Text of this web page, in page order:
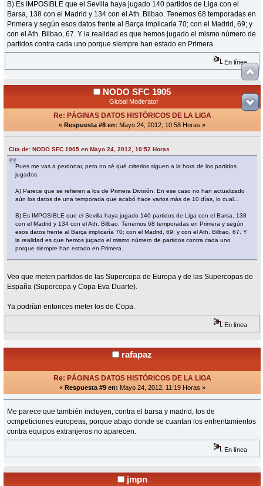
B) Es IMPOSIBLE que el Sevilla haya jugado 140 partidos de Liga con el
Barsa, 138 con el Madrid y 134 con el Ath. Bilbao. Tenemos 68 temporadas en
Primera y según esos datos frente al Barça implicaría 70; con el Madrid, 69; y
con el Ath. Bilbao, 67. Y la realidad es que hemos jugado el mismo número de
partidos contra cada uno porque siempre han estado en Primera.
En línea
NODO SFC 1905
Global Moderator
Re: PÁGINAS DATOS HISTÓRICOS DE LA LIGA
« Respuesta #8 en: Mayo 24, 2012, 10:58 Horas »
Cita de: NODO SFC 1905 en Mayo 24, 2012, 10:52 Horas
Pues me vas a perdonar, pero no sé qué criterios siguen a la hora de los partidos
jugados.
A) Parece que se refieren a los de Primera División. En ese caso no han actualizado
aún los datos de una temporada que acabó hace varios más de 10 días, lo cual...
B) Es IMPOSIBLE que el Sevilla haya jugado 140 partidos de Liga con el Barsa, 138
con el Madrid y 134 con el Ath. Bilbao. Tenemos 68 temporadas en Primera y según
esos datos frente al Barça implicaría 70; con el Madrid, 69; y con el Ath. Bilbao, 67. Y
la realidad es que hemos jugado el mismo número de partidos contra cada uno
porque siempre han estado en Primera.
Veo que meten partidos de las Supercopa de Europa y de las Supercopas de
España (Supercopa y Copa Eva Duarte).
Ya podrían entonces meter los de Copa.
En línea
rafapaz
Re: PÁGINAS DATOS HISTÓRICOS DE LA LIGA
« Respuesta #9 en: Mayo 24, 2012, 11:19 Horas »
Me parece que también incluyen, contra el barsa y madrid, los de
ocmpeticiones europeas, porque abajo donde se cuantan los enfrentamientos
contra equipos extranjeros no aparecen.
En línea
jmpn